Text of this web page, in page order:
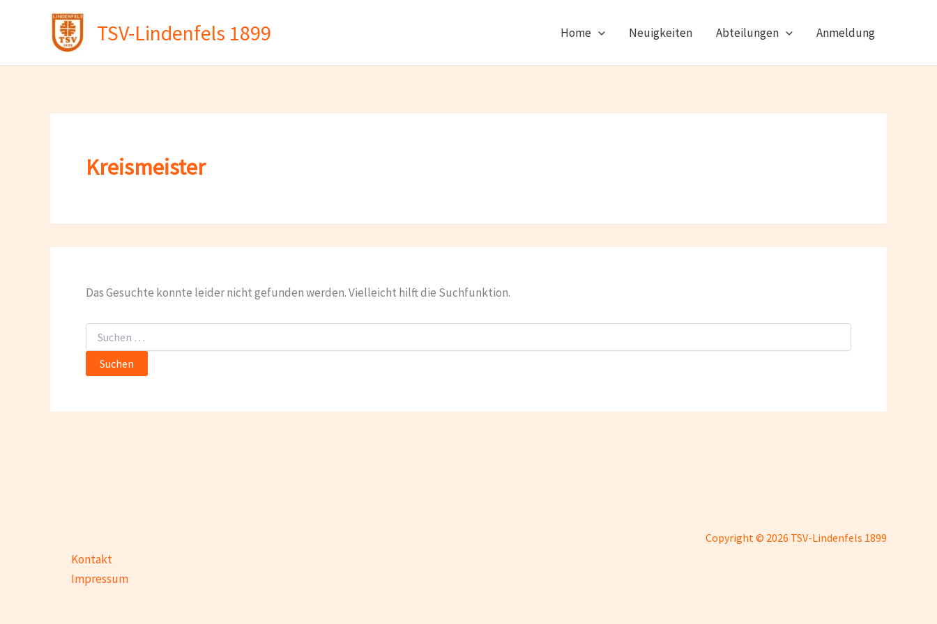
TSV-Lindenfels 1899 Home Neuigkeiten Abteilungen Anmeldung
Kreismeister
Das Gesuchte konnte leider nicht gefunden werden. Vielleicht hilft die Suchfunktion.
Suchen
nach:
Kontakt
Impressum
Copyright © 2026 TSV-Lindenfels 1899